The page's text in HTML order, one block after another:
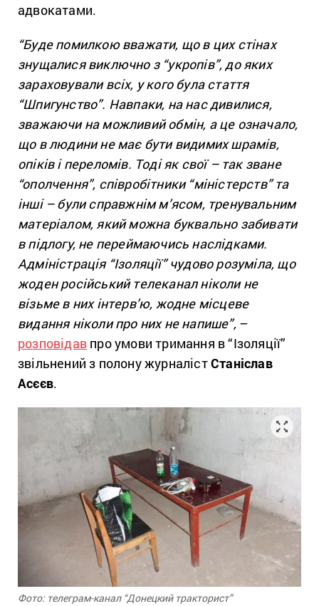
адвокатами.
“Буде помилкою вважати, що в цих стінах
знущалися виключно з “укропів”, до яких
зараховували всіх, у кого була стаття
“Шпигунство”. Навпаки, на нас дивилися,
зважаючи на можливий обмін, а це означало,
що в людини не має бути видимих ​​шрамів,
опіків і переломів. Тоді як свої – так зване
“ополчення”, співробітники “міністерств” та
інші – були справжнім м’ясом, тренувальним
матеріалом, який можна буквально забивати
в підлогу, не переймаючись наслідками.
Адміністрація “Ізоляції” чудово розуміла, що
жоден російський телеканал ніколи не
візьме в них інтерв’ю, жодне місцеве
видання ніколи про них не напише”,–
розповідав про умови тримання в “Ізоляції”
звільнений з полону журналістСтаніслав
Асєєв.
Фото: телеграм-канал “Донецкий тракторист”